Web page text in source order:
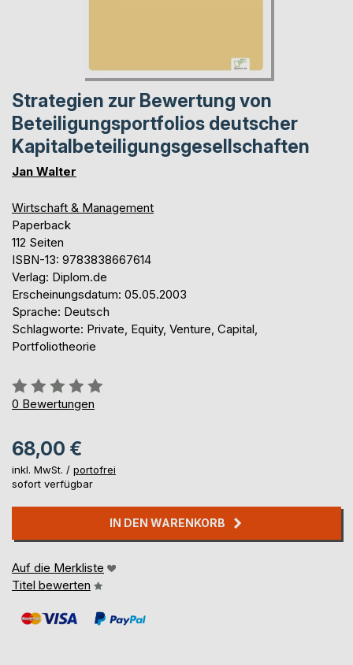
Strategien zur Bewertung von
Beteiligungsportfolios deutscher
Kapitalbeteiligungsgesellschaften
Jan Walter
Wirtschaft & Management
Paperback
112 Seiten
ISBN-13: 9783838667614
Verlag: Diplom.de
Erscheinungsdatum: 05.05.2003
Sprache: Deutsch
Schlagworte: Private, Equity, Venture, Capital,
Portfoliotheorie
Bewertung::
0%
0 Bewertungen
68,00 €
inkl. MwSt. / portofrei
sofort verfügbar
IN DEN WARENKORB
Auf die Merkliste
Titel bewerten